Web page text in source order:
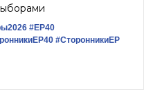
#ЕР40
#СторонникиЕР